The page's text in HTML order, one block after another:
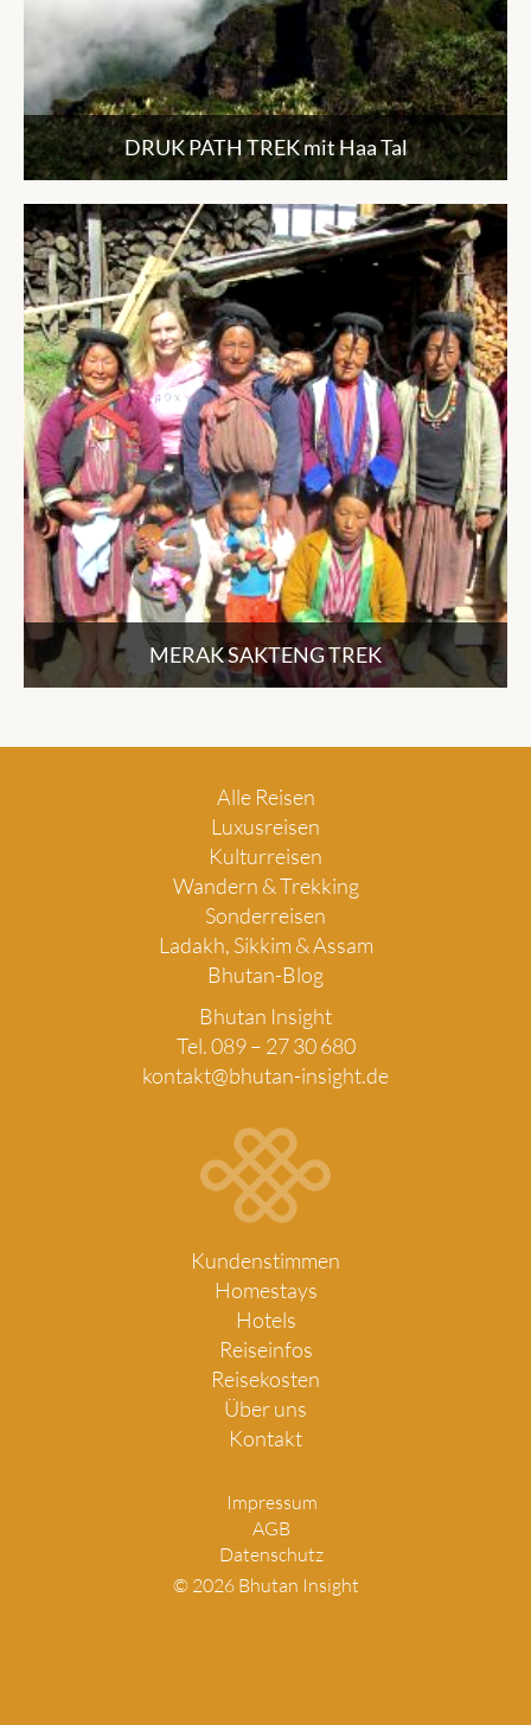
DRUK PATH TREK mit Haa Tal
MERAK SAKTENG TREK
Alle Reisen
Luxusreisen
Kulturreisen
Wandern & Trekking
Sonderreisen
Ladakh, Sikkim & Assam
Bhutan-Blog
Bhutan Insight
Tel. 089 – 27 30 680
kontakt@bhutan-insight.de
Kundenstimmen
Homestays
Hotels
Reiseinfos
Reisekosten
Über uns
Kontakt
Impressum
AGB
Datenschutz
© 2026 Bhutan Insight